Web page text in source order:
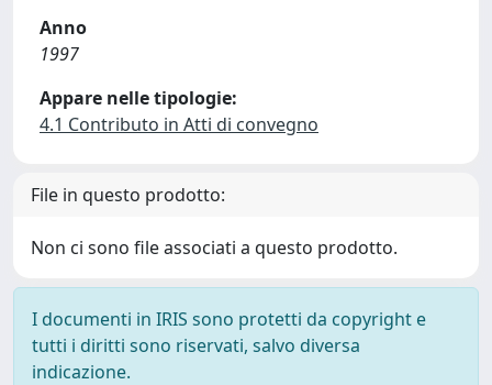
Anno
1997
Appare nelle tipologie:
4.1 Contributo in Atti di convegno
File in questo prodotto:
Non ci sono file associati a questo prodotto.
I documenti in IRIS sono protetti da copyright e
tutti i diritti sono riservati, salvo diversa
indicazione.